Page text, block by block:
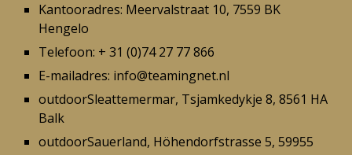
Kantooradres: Meervalstraat 10, 7559 BK
Hengelo
Telefoon: + 31 (0)74 27 77 866
E-mailadres: info@teamingnet.nl
outdoorSleattemermar, Tsjamkedykje 8, 8561 HA
Balk
outdoorSauerland, Höhendorfstrasse 5, 59955